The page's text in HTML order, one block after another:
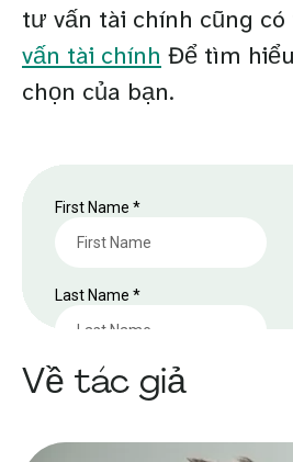
tư vấn tài chính cũng
vấn tài chính Để tìm
chọn của bạn.
Về tác giả